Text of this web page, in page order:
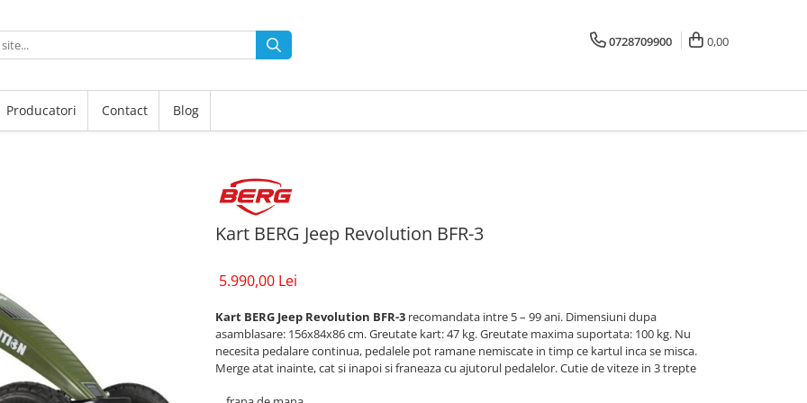
0728709900 0,00
Producatori Contact Blog
Kart BERG Jeep Revolution BFR-3
5.990,00 Lei
Kart BERG Jeep Revolution BFR-3 recomandata intre 5 – 99 ani. Dimensiuni dupa
asamblasare: 156x84x86 cm.Greutate kart: 47 kg.Greutate maxima suportata: 100 kg. Nu
necesita pedalare continua, pedalele pot ramane nemiscate in timp ce kartul inca se misca.
Merge atat inainte, cat si inapoi si franeaza cu ajutorul pedalelor. Cutie de viteze in 3 trepte